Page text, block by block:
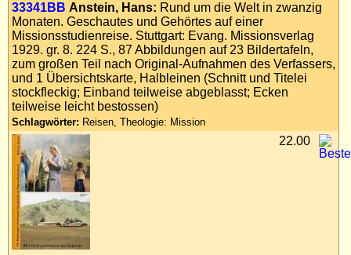
Impressum
Datenschutz
33341BB Anstein, Hans: Rund um die Welt in zwanzig
Monaten. Geschautes und Gehörtes auf einer
Missionsstudienreise. Stuttgart: Evang. Missionsverlag
1929. gr. 8. 224 S., 87 Abbildungen auf 23 Bildertafeln,
zum großen Teil nach Original-Aufnahmen des Verfassers,
und 1 Übersichtskarte, Halbleinen (Schnitt und Titelei
stockfleckig; Einband teilweise abgeblasst; Ecken
teilweise leicht bestossen)
Schlagwörter: Reisen, Theologie: Mission
22.00